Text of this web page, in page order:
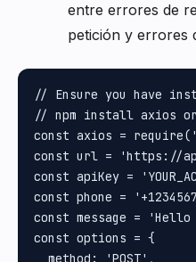
entre errores de
petición y errores
// Ensure you have
// npm install axios
const axios =
const url = 'https://
const apiKey =
const phone =
const message =
const options = {
  method: 'POST',